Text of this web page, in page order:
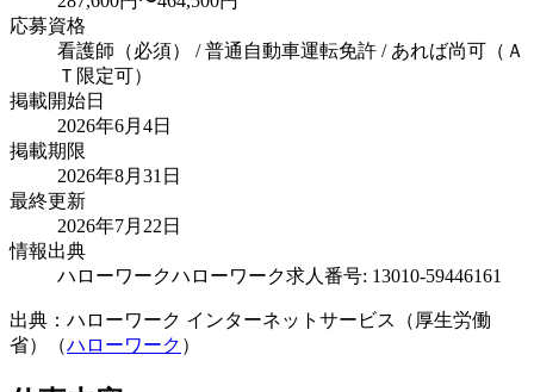
応募資格
看護師（必須） / 普通自動車運転免許 / あれば尚可（Ａ
Ｔ限定可）
掲載開始日
2026年6月4日
掲載期限
2026年8月31日
最終更新
2026年7月22日
情報出典
ハローワークハローワーク求人番号: 13010-59446161
出典：ハローワーク インターネットサービス（厚生労働
省）（ハローワーク ）